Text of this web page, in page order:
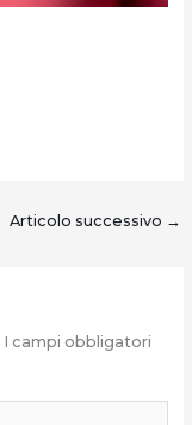
Articolo successivo →
I campi obbligatori